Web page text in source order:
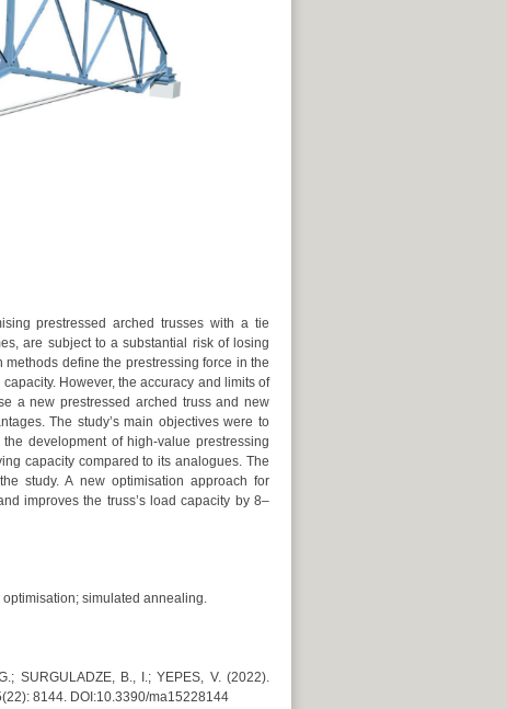
prestressed arched trusses with a tie
are subject to a substantial risk of losing
define the prestressing force in the
However, the accuracy and limits of
a new prestressed arched truss and new
The study’s main objectives were to
development of high-value prestressing
capacity compared to its analogues. The
study. A new optimisation approach for
improves the truss’s load capacity by 8–
simulated annealing.
SURGULADZE, B., I.; YEPES, V. (2022).
8144. DOI:10.3390/ma15228144